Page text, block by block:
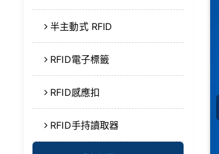
半主動式 RFID
RFID電子標籤
RFID感應扣
RFID手持讀取器